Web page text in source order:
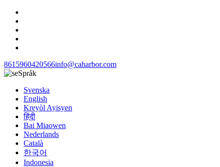
8615960420566info@caharbor.com
Språk
Svenska
English
Kreyòl Ayisyen
हिंदी
Bai Miaowen
Nederlands
Català
한국어
Indonesia